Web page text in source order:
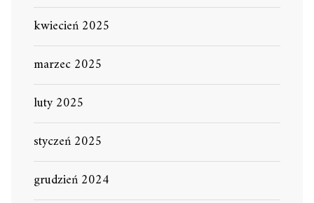
kwiecień 2025
marzec 2025
luty 2025
styczeń 2025
grudzień 2024